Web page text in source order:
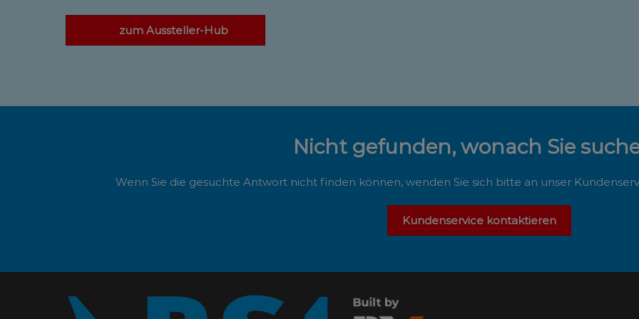
zum Aussteller-Hub
Nicht gefunden, wonach Sie
Wenn Sie die gesuchte Antwort nicht finden können, wenden Sie sich bitte an unser
Kundenservice kontaktieren